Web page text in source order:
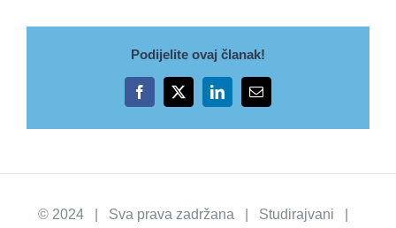
Podijelite ovaj članak!
Facebook
X LinkedInEmail
© 2024 | Sva prava zadržana | Studirajvani |